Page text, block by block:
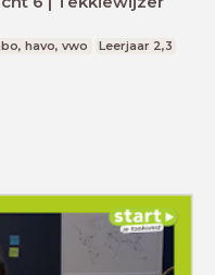
havo, vwo Leerjaar 2,3